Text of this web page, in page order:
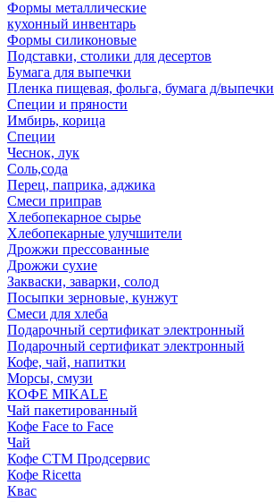
Формы металлические
кухонный инвентарь
Формы силиконовые
Подставки, столики для десертов
Бумага для выпечки
Пленка пищевая, фольга, бумага д/выпечки
Специи и пряности
Имбирь, корица
Специи
Чеснок, лук
Соль,сода
Перец, паприка, аджика
Смеси приправ
Хлебопекарное сырье
Хлебопекарные улучшители
Дрожжи прессованные
Дрожжи сухие
Закваски, заварки, солод
Посыпки зерновые, кунжут
Смеси для хлеба
Подарочный сертификат электронный
Подарочный сертификат электронный
Кофе, чай, напитки
Морсы, смузи
КОФЕ MIKALE
Чай пакетированный
Кофе Face to Face
Чай
Кофе СТМ Продсервис
Кофе Ricetta
Квас